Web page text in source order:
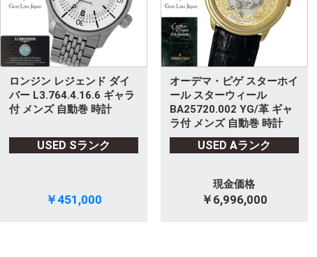
ロンジン レジェンド ダイ
バー L3.764.4.16.6 ギャラ
付 メンズ 自動巻 時計
USED Sランク
￥451,000
オーデマ・ピゲ スターホイ
ール スターウィール
BA25720.002 YG/革 ギャ
ラ付 メンズ 自動巻 時計
USED Aランク
現金価格
￥6,996,000